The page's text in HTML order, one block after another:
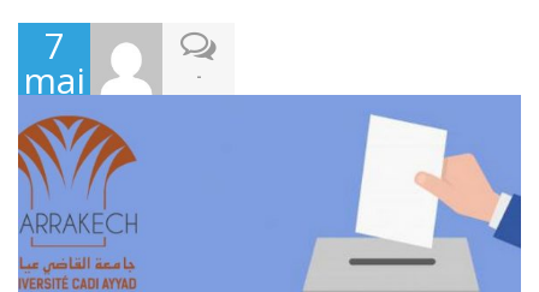
7
mai
2021
-